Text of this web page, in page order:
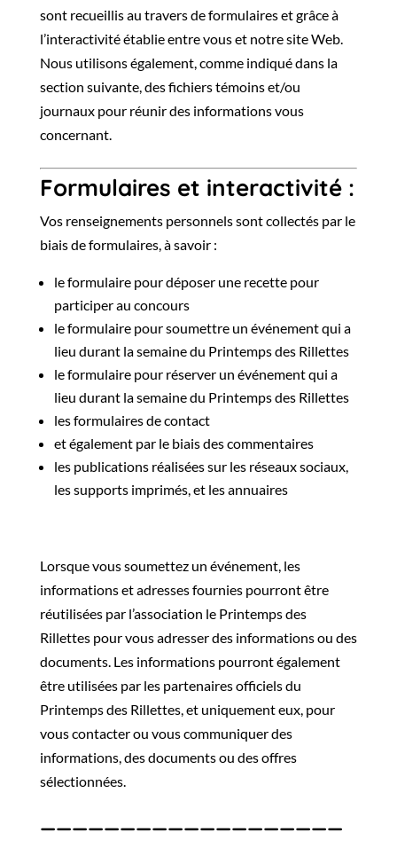
sont recueillis au travers de formulaires et grâce à
l’interactivité établie entre vous et notre site Web.
Nous utilisons également, comme indiqué dans la
section suivante, des fichiers témoins et/ou
journaux pour réunir des informations vous
concernant.
Formulaires et interactivité :
Vos renseignements personnels sont collectés par le
biais de formulaires, à savoir :
le formulaire pour déposer une recette pour
participer au concours
le formulaire pour soumettre un événement qui a
lieu durant la semaine du Printemps des Rillettes
le formulaire pour réserver un événement qui a
lieu durant la semaine du Printemps des Rillettes
les formulaires de contact
et également par le biais des commentaires
les publications réalisées sur les réseaux sociaux,
les supports imprimés, et les annuaires
Lorsque vous soumettez un événement, les
informations et adresses fournies pourront être
réutilisées par l’association le Printemps des
Rillettes pour vous adresser des informations ou des
documents. Les informations pourront également
être utilisées par les partenaires officiels du
Printemps des Rillettes, et uniquement eux, pour
vous contacter ou vous communiquer des
informations, des documents ou des offres
sélectionnées.
___________________